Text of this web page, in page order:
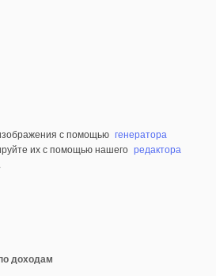
с помощью генератора
их с помощью нашего редактора
доходам